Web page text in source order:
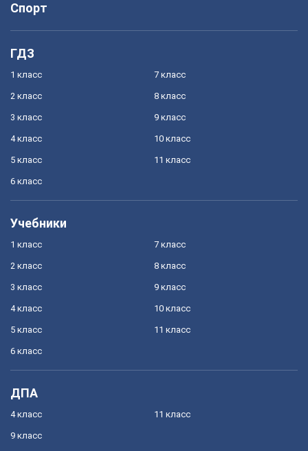
Спорт
ГДЗ
1 класс
2 класс
3 класс
4 класс
5 класс
6 класс
7 класс
8 класс
9 класс
10 класс
11 класс
Учебники
1 класс
2 класс
3 класс
4 класс
5 класс
6 класс
7 класс
8 класс
9 класс
10 класс
11 класс
ДПА
4 класс
9 класс
11 класс